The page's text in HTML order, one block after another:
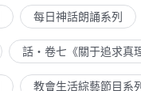
每日神話朗誦系列
話・卷七《關于追求真
教會生活綜藝節目系